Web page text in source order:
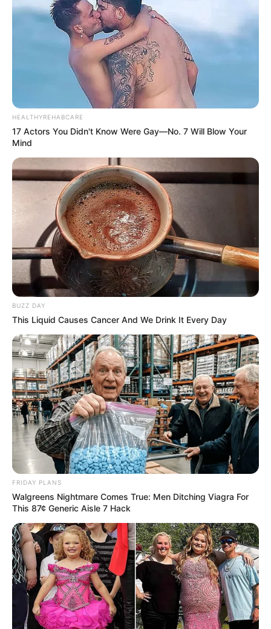
Wedding Chicks
Nickie Jordan
HEALTHYREHABCARE
17 Actors You Didn't Know Were Gay—No. 7 Will Blow Your
Mind
BUZZ DAY
This Liquid Causes Cancer And We Drink It Every Day
FRIDAY PLANS
Walgreens Nightmare Comes True: Men Ditching Viagra For
This 87¢ Generic Aisle 7 Hack